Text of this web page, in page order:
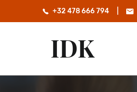
+32 478 666 794
IDK